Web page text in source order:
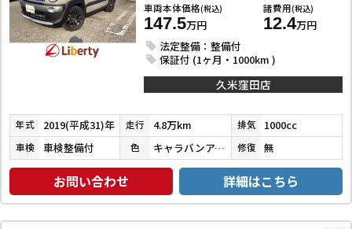
車両本体価格(税込)
147.5万円
諸費用(税込)
12.4万円
法定整備：整備付
保証付 (1ヶ月・1000km )
久米窪田店
年式 2019(平成31)年 走行 4.8万km 排気 1000cc
車検 車検整備付 色 キャラバンアイボリーパールメタリック／ピュアホワイトパール 修復 無
お問い合わせ 詳細はこちら